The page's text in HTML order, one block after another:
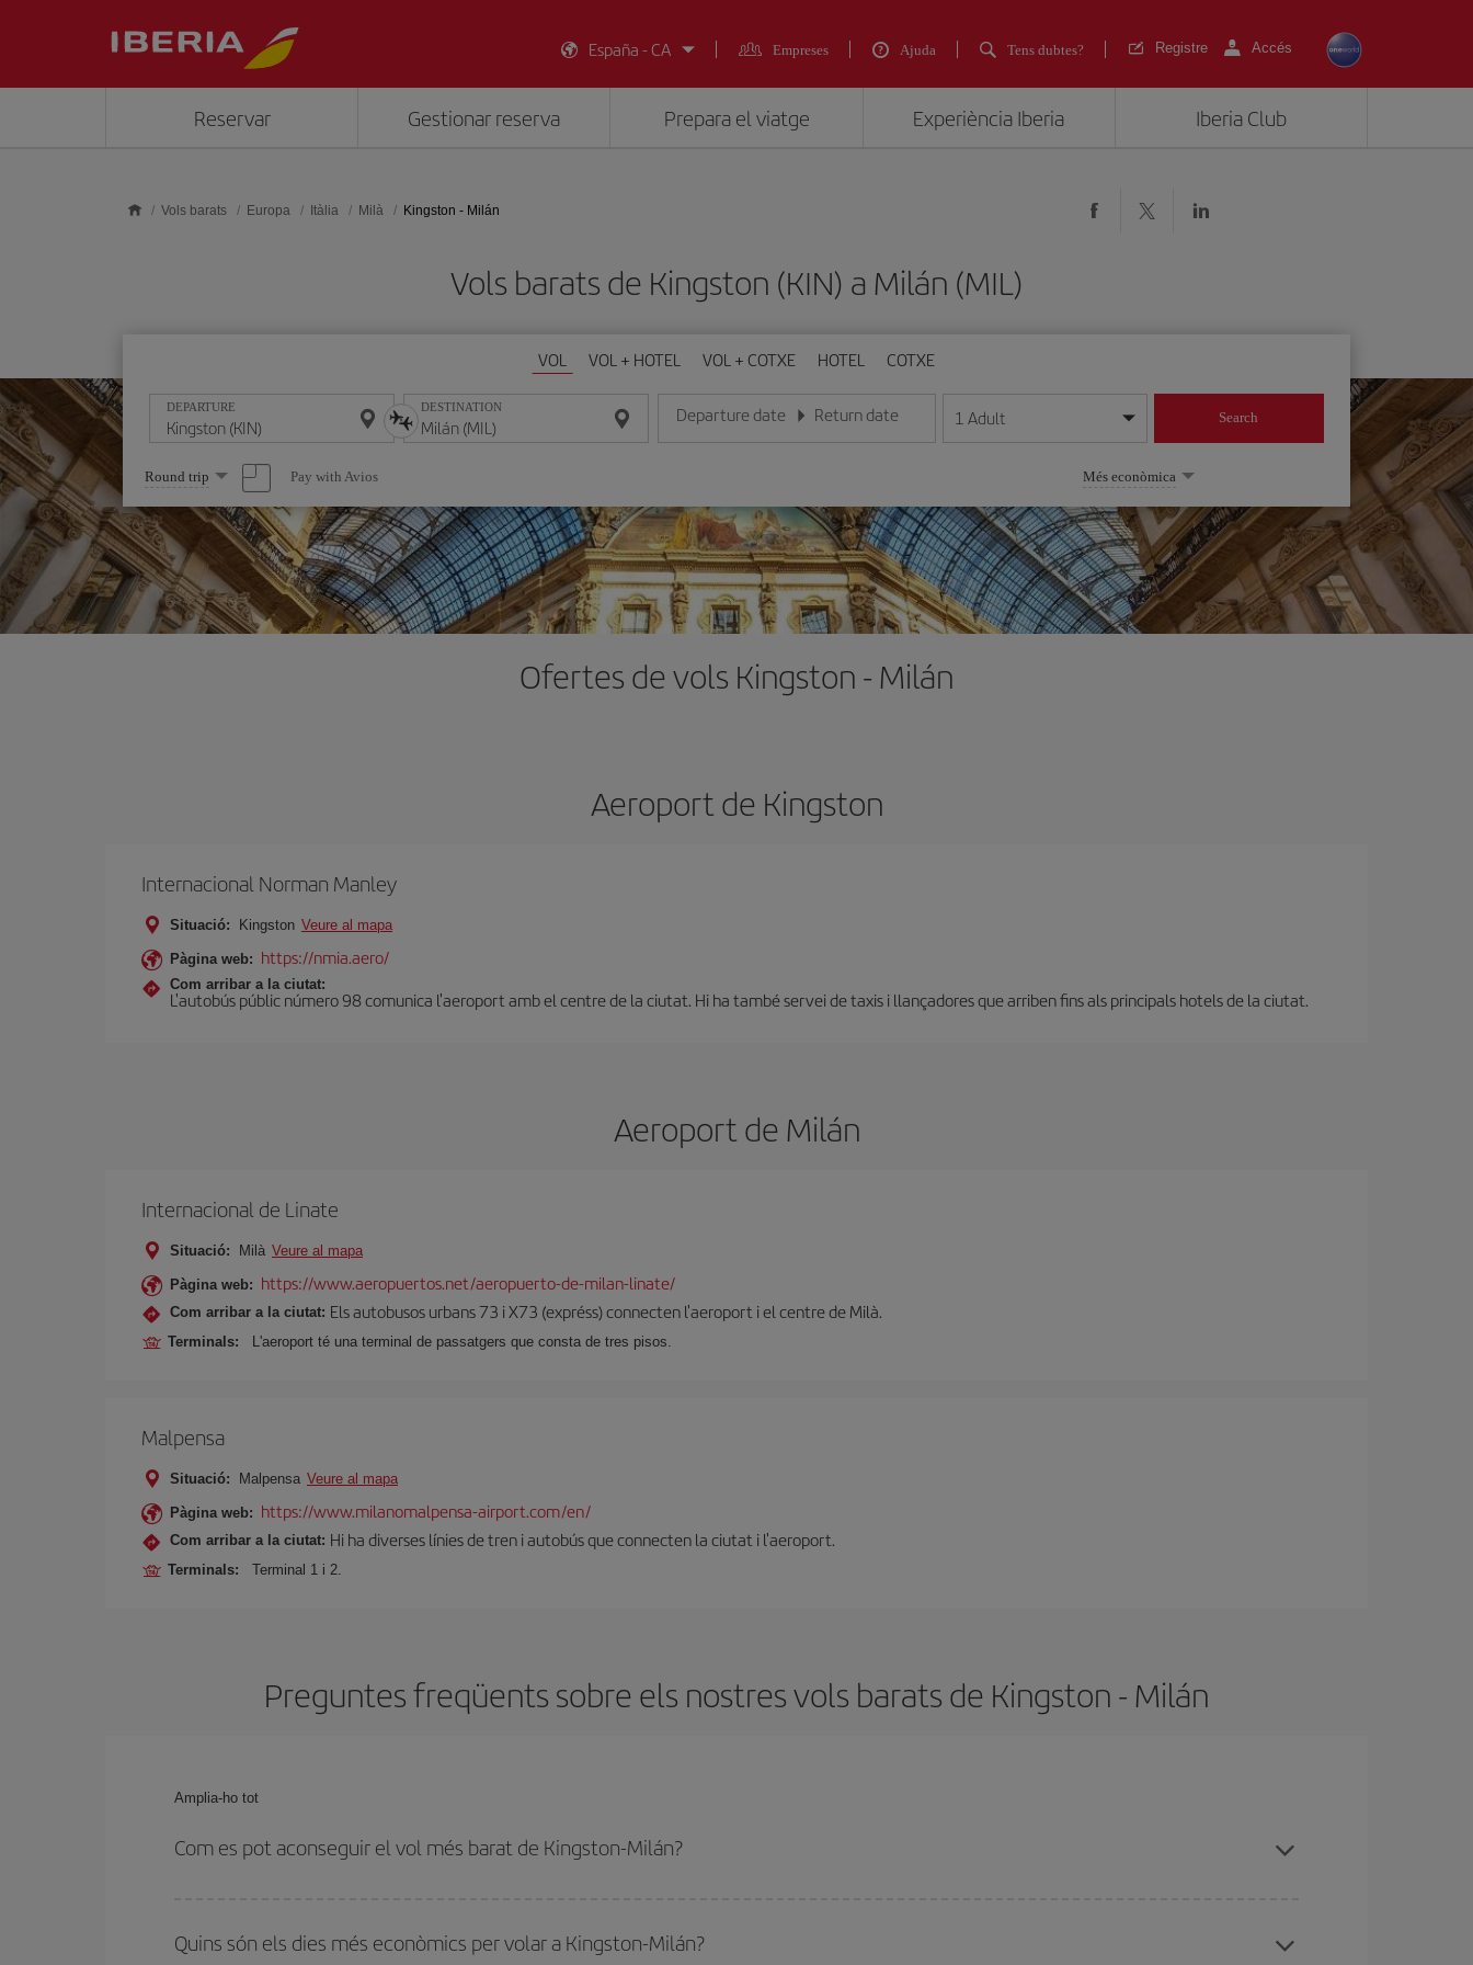
España - CA
Empreses Ajuda Tens dubtes? Registre Accés
Reservar Gestionar reserva Prepara el viatge Experiència Iberia Iberia Club
Vols barats Europa Itàlia Milà Kingston - Milán
Vols barats de Kingston (KIN) a Milán (MIL)
VOL VOL + HOTEL VOL + COTXE HOTEL COTXE
DEPARTURE DESTINATION Departure date
Introduce la fecha en format dia/mes/any
Return date
Introduce la fecha en format dia/mes/any
1 Adult Search
Select
one
option
Round trip Pay with Avios Més econòmica
Ofertes de vols Kingston - Milán
Aeroport de Kingston
Internacional Norman Manley
Situació: Kingston Veure al mapa
Pàgina web: https://nmia.aero/
Com arribar a la ciutat:
L'autobús públic número 98 comunica l'aeroport amb el centre de la ciutat. Hi ha també servei de taxis i llançadores que arriben fins als principals hotels de la ciutat.
Aeroport de Milán
Internacional de Linate
Situació: Milà Veure al mapa
Pàgina web: https://www.aeropuertos.net/aeropuerto-de-milan-linate/
Com arribar a la ciutat: Els autobusos urbans 73 i X73 (expréss) connecten l'aeroport i el centre de Milà.
Terminals: L'aeroport té una terminal de passatgers que consta de tres pisos.
Malpensa
Situació: Malpensa Veure al mapa
Pàgina web: https://www.milanomalpensa-airport.com/en/
Com arribar a la ciutat: Hi ha diverses línies de tren i autobús que connecten la ciutat i l'aeroport.
Terminals: Terminal 1 i 2.
Preguntes freqüents sobre els nostres vols barats de Kingston - Milán
Amplia-ho tot
Com es pot aconseguir el vol més barat de Kingston-Milán?
flexibilitat amb les dates i els horaris d'anada i tornada.
Quins són els dies més econòmics per volar a Kingston-Milán?